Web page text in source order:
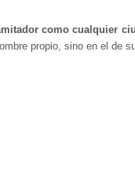
como cualquier
propio, sino en el de